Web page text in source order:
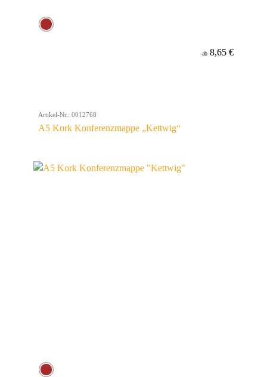
ab 8,65 €
Artikel-Nr.: 0012768
A5 Kork Konferenzmappe „Kettwig“